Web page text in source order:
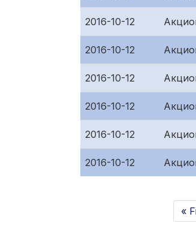
2016-10-12
2016-10-12
2016-10-12
2016-10-12
2016-10-12
2016-10-12
«